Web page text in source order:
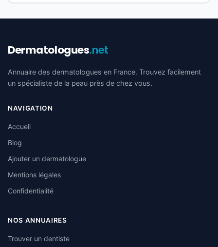
Dermatologues.net
Annuaire des dermatologues en France. Trouvez facilement
un spécialiste de la peau près de chez vous.
NAVIGATION
Accueil
Blog
Ajouter un dermatologue
Mentions légales
Confidentialité
NOS ANNUAIRES
Trouver un dentiste